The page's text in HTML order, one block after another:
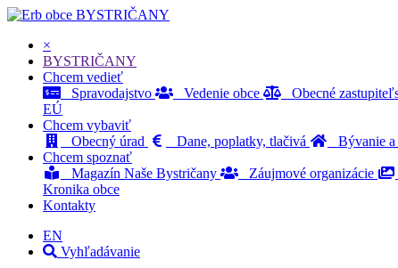
BYSTRIČANY
×
BYSTRIČANY
Chcem vedieť
Spravodajstvo
Vedenie obce Obecné
EÚ
Chcem vybaviť
Obecný úrad
Dane, poplatky, tlačivá Bývanie a
Chcem spoznať
Magazín Naše Bystričany
Záujmové organizácie
Kronika obce
Kontakty
EN
Vyhľadávanie